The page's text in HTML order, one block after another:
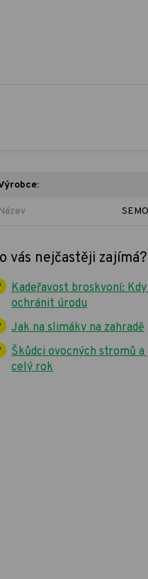
SEMO
vás nejčastěji zajímá?
Kadeřavost broskvoní:
ochránit úrodu
Jak na slimáky na zahradě
Škůdci ovocných stromů
celý rok